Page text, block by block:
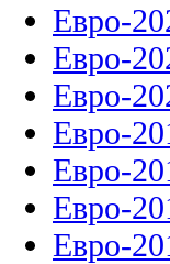
Евро-
Евро-
Евро-
Евро-
Евро-
Евро-
Евро-